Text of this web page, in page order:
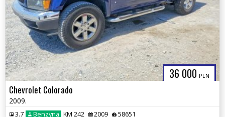
36 000 PLN
Chevrolet Colorado
2009.
3.7 Benzyna KM 242 2009 58651